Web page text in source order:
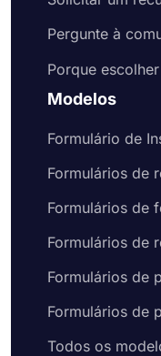
de emprego ou
forms.app
formulário de
comuns ou
provavelmente
formulário.
tempo e o
melhores em
criar formulários
Pergunte à
Porque
Modelos
Formulário de
Formulários de
Formulários de
Formulários de
Formulários de
Formulários de
Todos os